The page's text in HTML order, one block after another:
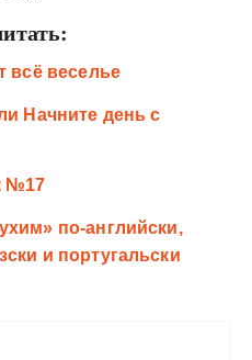
всё веселье
Начните день с
№17
по-английски,
и португальски